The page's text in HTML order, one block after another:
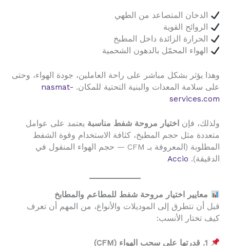
الدخان المتصاعد من الطهي
الروائح القوية
الحرارة الزائدة داخل المطبخ
الهواء المحمّل بالدهون الشحمية
وهذا يؤثر بشكل مباشر على راحة العاملين، جودة الهواء، وحتى
على سلامة المعدات والبنية التحتية للمكان. nasmat-
services.com
ولذلك، فإن اختيار مروحة شفط مناسبة يعتمد على عوامل
متعددة مثل حجم المطبخ، كثافة الاستخدام وقوة الشفط
المطلوبة (المعروفة بـ CFM — حجم الهواء المنقول في
الدقيقة). Accio
معايير اختيار مروحة شفط للمطاعم والمطابخ
قبل أن نتطرق إلى الموديلات والأنواع، من المهم أن تعرف
كيف تختار الأنسب:
1. قدرتها على سحب الهواء (CFM)